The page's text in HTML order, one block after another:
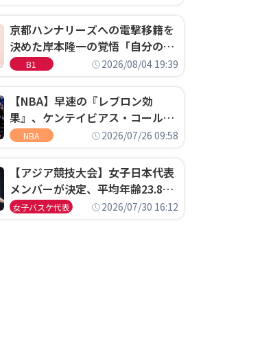
決定
京都ハンナリーズへの電撃移籍を
決めた岸本隆一の覚悟「自分のエ
ゴというちっぽけなことのため
B1 2026/08/04 19:39
【NBA】早速の『レブロン効
果』、ケンテイビアス・コールド
ウェル・ポープがセブンティシク
NBA 2026/07/26 09:58
【アジア競技大会】女子日本代表
メンバーが決定、平均年齢23.8歳
のフレッシュなメンバーが日本開
女子バスケ代表 2026/07/30 16:12